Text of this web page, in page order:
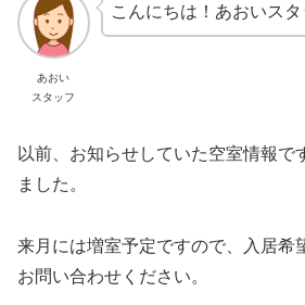
あおい
スタッフ
こんにちは！あおいスタ
以前、お知らせしていた空室情報で
ました。
来月には増室予定ですので、入居希
お問い合わせください。